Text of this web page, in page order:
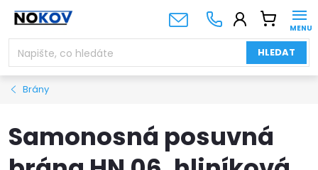
Přejít
obsah
HLEDAT
NÁKUPNÍ
KOŠÍK
Brány
Samonosná posuvná